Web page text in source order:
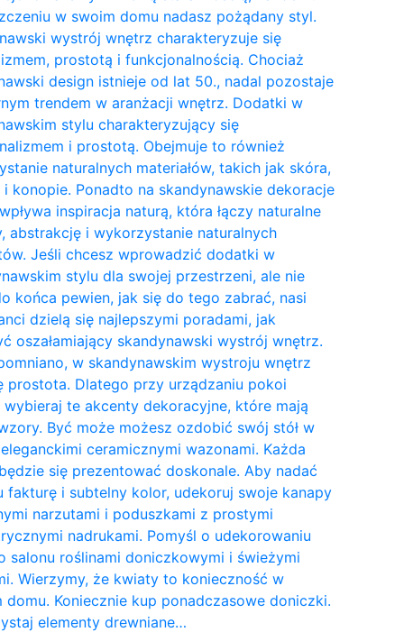
w swoim domu nadasz pożądany styl.
wystrój wnętrz charakteryzuje się
prostotą i funkcjonalnością. Chociaż
design istnieje od lat 50., nadal pozostaje
trendem w aranżacji wnętrz. Dodatki w
stylu charakteryzujący się
i prostotą. Obejmuje to również
naturalnych materiałów, takich jak skóra,
konopie. Ponadto na skandynawskie dekoracje
inspiracja naturą, która łączy naturalne
abstrakcję i wykorzystanie naturalnych
Jeśli chcesz wprowadzić dodatki w
stylu dla swojej przestrzeni, ale nie
końca pewien, jak się do tego zabrać, nasi
dzielą się najlepszymi poradami, jak
oszałamiający skandynawski wystrój wnętrz.
w skandynawskim wystroju wnętrz
prostota. Dlatego przy urządzaniu pokoi
wybieraj te akcenty dekoracyjne, które mają
Być może możesz ozdobić swój stół w
ceramicznymi wazonami. Każda
się prezentować doskonale. Aby nadać
fakturę i subtelny kolor, udekoruj swoje kanapy
narzutami i poduszkami z prostymi
nadrukami. Pomyśl o udekorowaniu
salonu roślinami doniczkowymi i świeżymi
Wierzymy, że kwiaty to konieczność w
domu. Koniecznie kup ponadczasowe doniczki.
elementy drewniane…